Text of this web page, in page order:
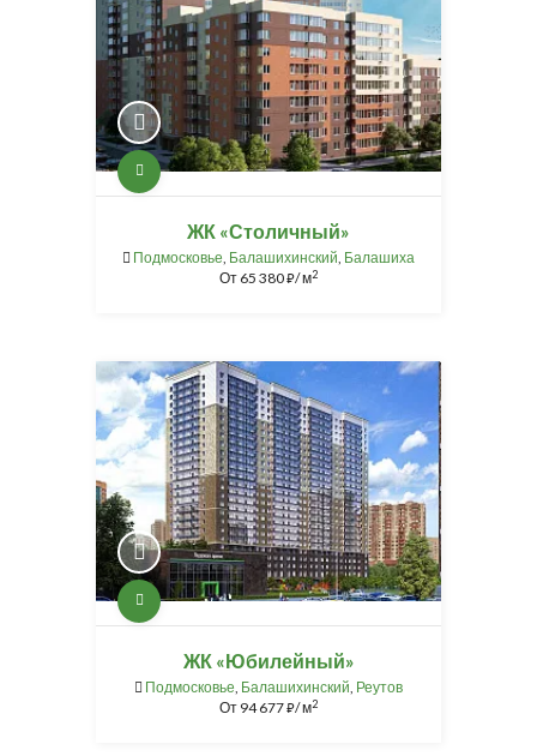
ЖК «Столичный»
Подмосковье, Балашихинский, Балашиха
От 65 380⃏/ м2
ЖК «Юбилейный»
Подмосковье, Балашихинский, Реутов
От 94 677⃏/ м2